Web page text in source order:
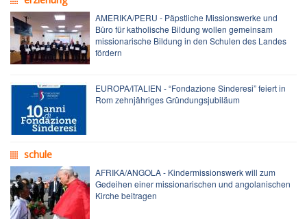
AMERIKA/PERU - Päpstliche Missionswerke und
Büro für katholische Bildung wollen gemeinsam
missionarische Bildung in den Schulen des Landes
fördern
EUROPA/ITALIEN - “Fondazione Sinderesi” feiert in
Rom zehnjähriges Gründungsjubiläum
schule
AFRIKA/ANGOLA - Kindermissionswerk will zum
Gedeihen einer missionarischen und angolanischen
Kirche beitragen